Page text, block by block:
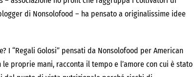
di Nonsolofood – ha pensato a originalissime idee
I “Regali Golosi” pensati da Nonsolofood per American
proprie mani, racconta il tempo e l’amore con cui è stato